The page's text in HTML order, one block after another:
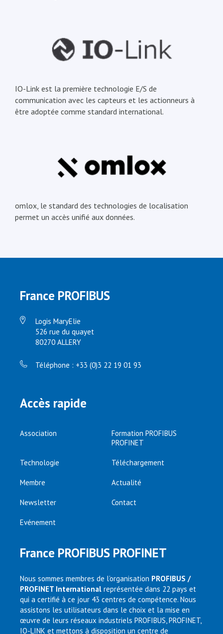
IO-Link est la première technologie E/S de
communication avec les capteurs et les actionneurs à
être adoptée comme standard international.
omlox, le standard des technologies de localisation
permet un accès unifié aux données.
France PROFIBUS
Logis MaryElie
526 rue du quayet
80270 ALLERY
Téléphone : +33 (0)3 22 19 01 93
Accès rapide
Association
Formation PROFIBUS
PROFINET
Technologie Téléchargement
Membre Actualité
Newsletter Contact
Evénement
France PROFIBUS PROFINET
Nous sommes membres de l’organisation PROFIBUS /
PROFINET International représentée dans 22 pays et
qui a certifié à ce jour 43 centres de compétence. Nous
assistons les utilisateurs dans le choix et la mise en
œuvre de leurs réseaux industriels PROFIBUS, PROFINET,
IO-LINK et mettons à disposition un centre de